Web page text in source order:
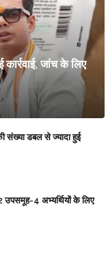
जांच के लिए
PM
संख्या डबल से ज्यादा हुई
4 अभ्यर्थियों के लिए